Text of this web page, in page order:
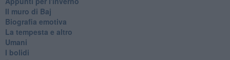
Il muro di Baj
Biografia emotiva
La tempesta e altro
Umani
I bolidi